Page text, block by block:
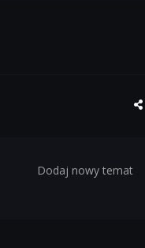
Dodaj nowy temat